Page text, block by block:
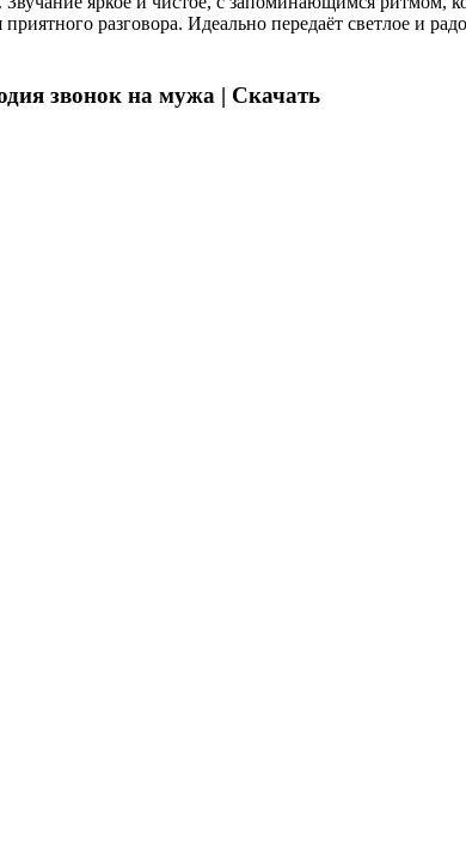
разговора. Идеально передаёт светлое и
звонок на мужа | Скачать